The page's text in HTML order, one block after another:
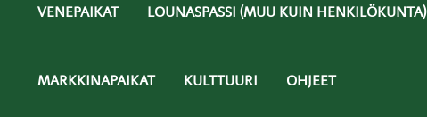
VENEPAIKAT LOUNASPASSI (MUU KUIN HENKILÖKUNTA)
MARKKINAPAIKAT KULTTUURI OHJEET